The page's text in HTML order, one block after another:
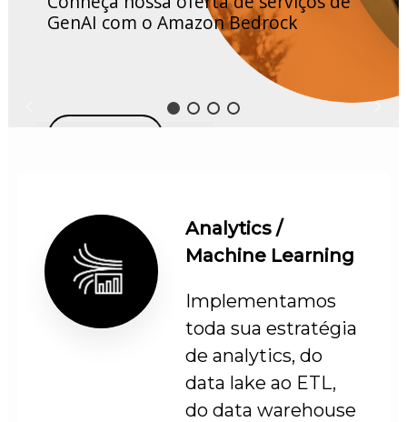
GenAI com o Amazon Bedrock
Analytics /
Machine Learning
Implementamos
toda sua estratégia
de analytics, do
data lake ao ETL,
do data warehouse